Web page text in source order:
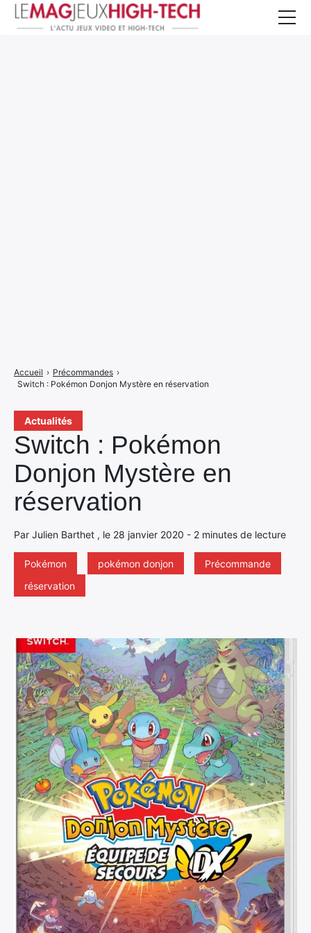
Actualités
Switch : Pokémon
Donjon Mystère en
réservation
Par Julien Barthet , le 28 janvier 2020 - 2 minutes de lecture
Pokémon pokémon donjon
Précommande
réservation
Accueil › Précommandes ›
Switch : Pokémon Donjon Mystère en réservation